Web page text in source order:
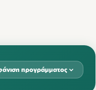
προγράμματος